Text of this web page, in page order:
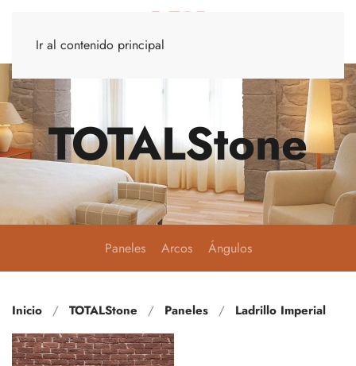
Ir al contenido principal
TOTALStone
Paneles Arcos Ángulos
Inicio TOTALStone Paneles Ladrillo Imperial